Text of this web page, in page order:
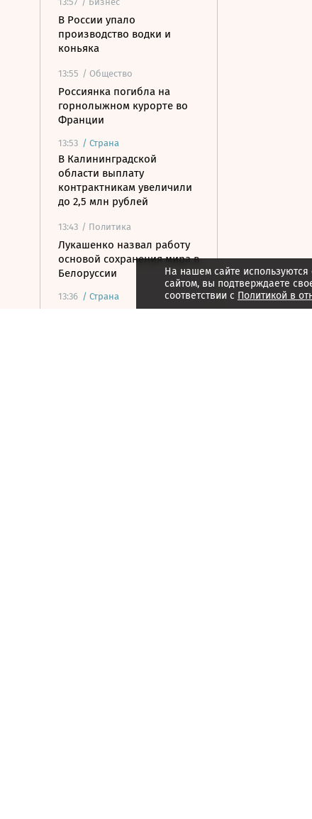
В России упало
производство водки и
коньяка
13:55 / Общество
Россиянка погибла на
горнолыжном курорте во
Франции
13:53 / Страна
В Калининградской
области выплату
контрактникам увеличили
до 2,5 млн рублей
13:43 / Политика
Лукашенко назвал работу
основой сохранения мира в
Белоруссии
13:36 / Страна
На Крымском мосту
На нашем сайте
сайтом, вы подтверждаете
соответствии с Политикой в